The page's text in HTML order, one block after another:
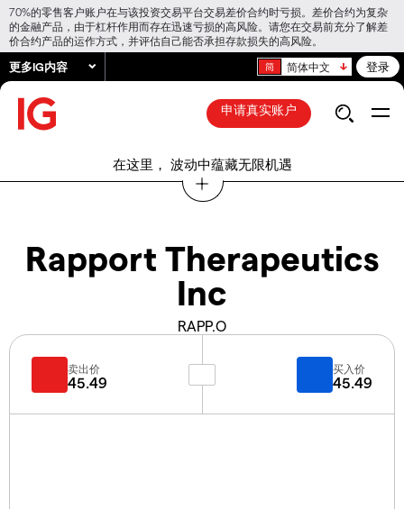
70%的零售客户账户在与该投资交易平台交易差价合约时亏损。差价合约为复杂
的金融产品，由于杠杆作用而存在迅速亏损的高风险。请您在交易前充分了解差
价合约产品的运作方式，并评估自己能否承担存款损失的高风险。
更多IG内容 简体中文 登录
申请真实账户
在这里， 波动中蕴藏无限机遇
Rapport Therapeutics
Inc
RAPP.O
卖出价
45.49
买入价
45.49